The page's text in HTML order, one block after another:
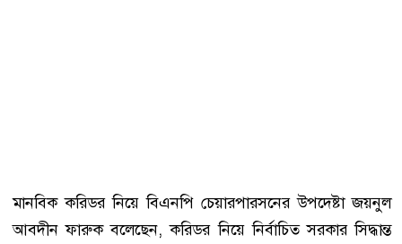
মানবিক করিডর নিয়ে বিএনপি চেয়ারপারসনের উপদেষ্টা জয়নুল
আবদীন ফারুক বলেছেন, করিডর নিয়ে নির্বাচিত সরকার সিদ্ধান্ত